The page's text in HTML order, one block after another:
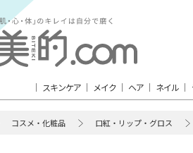
スキンケア メイク ヘア ネイル
コスメ・化粧品 口紅・リップ・グロス